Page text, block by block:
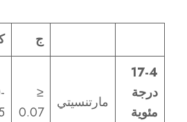
ج
17-4
درجة
مئوية
مارتنسيتي
≤
0.07